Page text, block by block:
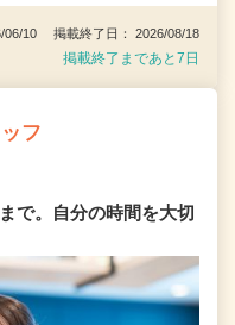
06/10 掲載終了日： 2026/08/18
掲載終了まであと7日
フ
で。自分の時間を大切